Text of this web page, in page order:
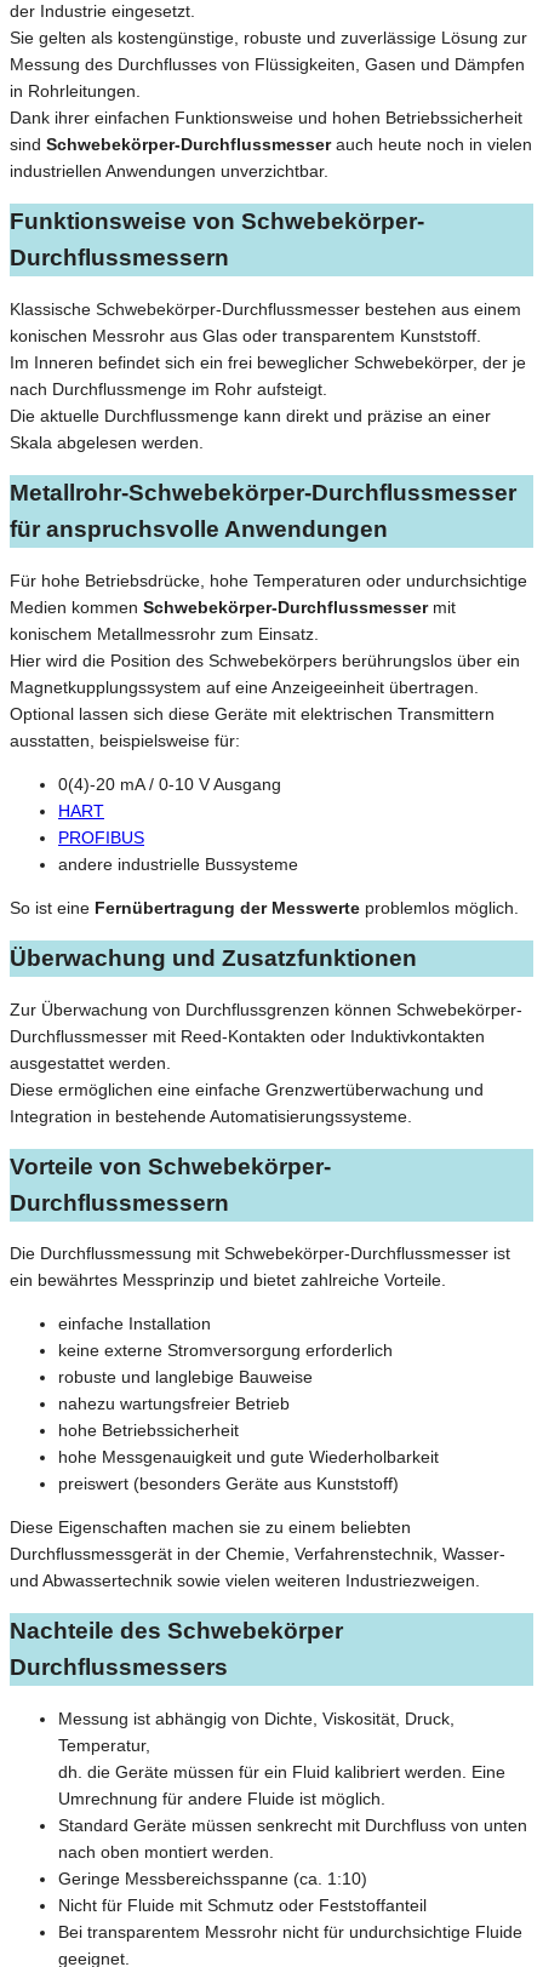
der Industrie eingesetzt.
Sie gelten als kostengünstige, robuste und zuverlässige Lösung zur
Messung des Durchflusses von Flüssigkeiten, Gasen und Dämpfen
in Rohrleitungen.
Dank ihrer einfachen Funktionsweise und hohen Betriebssicherheit
sind Schwebekörper-Durchflussmesserauch heute noch in vielen
industriellen Anwendungen unverzichtbar.
Funktionsweise von Schwebekörper-
Durchflussmessern
Klassische Schwebekörper-Durchflussmesser bestehen aus einem
konischen Messrohr aus Glas oder transparentem Kunststoff.
Im Inneren befindet sich ein frei beweglicher Schwebekörper, der je
nach Durchflussmenge im Rohr aufsteigt.
Die aktuelle Durchflussmenge kann direkt und präzise an einer
Skala abgelesen werden.
Metallrohr-Schwebekörper-Durchflussmesser
für anspruchsvolle Anwendungen
Für hohe Betriebsdrücke, hohe Temperaturen oder undurchsichtige
Medien kommen Schwebekörper-Durchflussmessermit
konischem Metallmessrohr zum Einsatz.
Hier wird die Position des Schwebekörpers berührungslos über ein
Magnetkupplungssystem auf eine Anzeigeeinheit übertragen.
Optional lassen sich diese Geräte mit elektrischen Transmittern
ausstatten, beispielsweise für:
0(4)-20 mA / 0-10 V Ausgang
HART
PROFIBUS
andere industrielle Bussysteme
So ist eine Fernübertragung der Messwerte problemlos möglich.
Überwachung und Zusatzfunktionen
Zur Überwachung von Durchflussgrenzen können Schwebekörper-
Durchflussmesser mit Reed-Kontakten oder Induktivkontakten
ausgestattet werden.
Diese ermöglichen eine einfache Grenzwertüberwachung und
Integration in bestehende Automatisierungssysteme.
Vorteile von Schwebekörper-
Durchflussmessern
Die Durchflussmessung mit Schwebekörper-Durchflussmesser ist
ein bewährtes Messprinzip und bietet zahlreiche Vorteile.
einfache Installation
keine externe Stromversorgung erforderlich
robuste und langlebige Bauweise
nahezu wartungsfreier Betrieb
hohe Betriebssicherheit
hohe Messgenauigkeit und gute Wiederholbarkeit
preiswert (besonders Geräte aus Kunststoff)
Diese Eigenschaften machen sie zu einem beliebten
Durchflussmessgerät in der Chemie, Verfahrenstechnik, Wasser-
und Abwassertechnik sowie vielen weiteren Industriezweigen.
Nachteile des Schwebekörper
Durchflussmessers
Messung ist abhängig von Dichte, Viskosität, Druck,
Temperatur,
dh. die Geräte müssen für ein Fluid kalibriert werden. Eine
Umrechnung für andere Fluide ist möglich.
Standard Geräte müssen senkrecht mit Durchfluss von unten
nach oben montiert werden.
Geringe Messbereichsspanne (ca. 1:10)
Nicht für Fluide mit Schmutz oder Feststoffanteil
Bei transparentem Messrohr nicht für undurchsichtige Fluide
geeignet.